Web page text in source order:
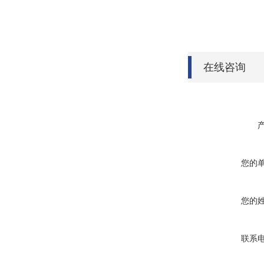
在线咨询
您的
您的
联系